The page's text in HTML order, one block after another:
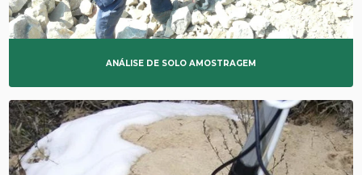
ANÁLISE DE SOLO AMOSTRAGEM